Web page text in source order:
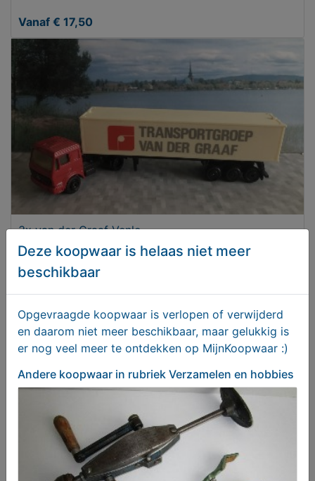
Vanaf € 17,50
3x van der Graaf Venlo
Vanaf € 12,50
DOP voor grote kerstbal
Deze koopwaar is helaas niet meer
beschikbaar
Opgevraagde koopwaar is verlopen of verwijderd
en daarom niet meer beschikbaar, maar gelukkig is
er nog veel meer te ontdekken op MijnKoopwaar :)
Andere koopwaar in rubriek Verzamelen en hobbies